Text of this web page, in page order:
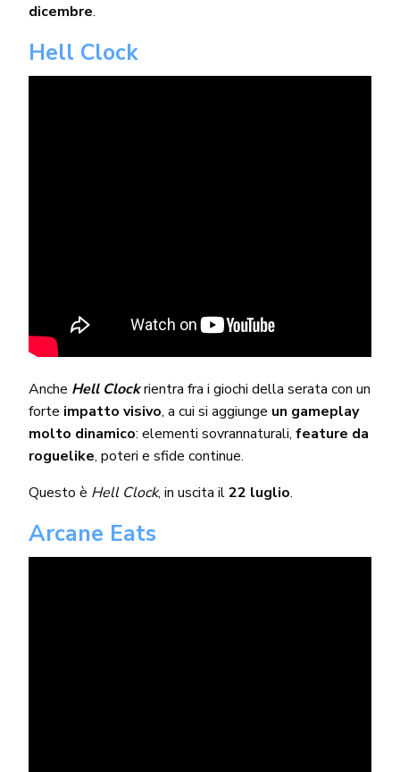
dicembre.
Hell Clock
Anche Hell Clockrientra fra i giochi della serata con un
forte impatto visivo, a cui si aggiunge un gameplay
molto dinamico: elementi sovrannaturali,feature da
roguelike, poteri e sfide continue.
Questo è Hell Clock, in uscita il22 luglio.
Arcane Eats